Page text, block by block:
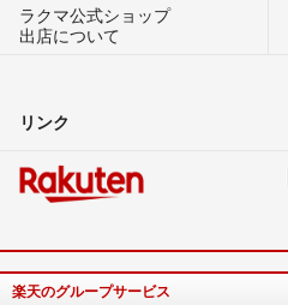
ラクマ公式ショップ
出店について
リンク
楽天のグループサービス